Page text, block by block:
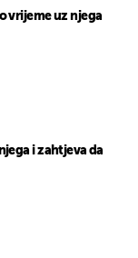
vrijeme uz njega
i zahtjeva da